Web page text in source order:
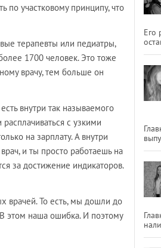
участковому принципу, что
терапевты или педиатры,
1700 человек. Это тоже
врачу, тем больше он
внутри так называемого
с узкими
на зарплату. А внутри
и ты просто работаешь на
за достижение индикаторов.
врачей. То есть, мы дошли до
этом наша ошибка. И поэтому
Его